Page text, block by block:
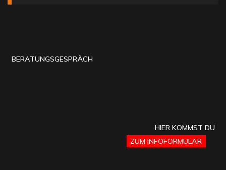
BERATUNGSGESPRÄCH
HIER KOMMST DU
ZUM INFOFORMULAR